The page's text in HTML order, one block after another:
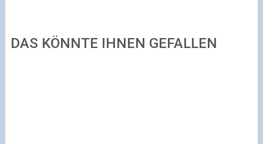
DAS KÖNNTE IHNEN GEFALLEN